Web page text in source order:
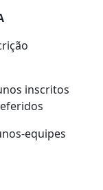
inscritos
equipes